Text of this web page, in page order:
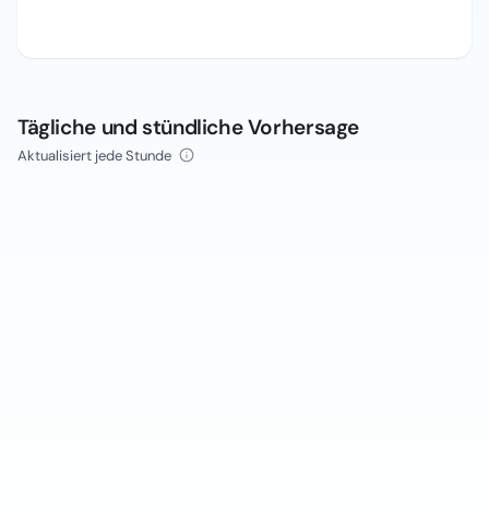
Tägliche und stündliche Vorhersage
Aktualisiert jede Stunde